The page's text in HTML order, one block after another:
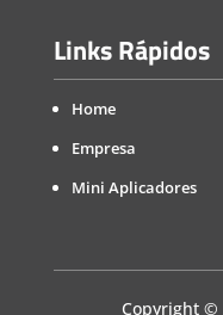
Links Rápidos
Home
Empresa
Mini Aplicadores
Copyright ©